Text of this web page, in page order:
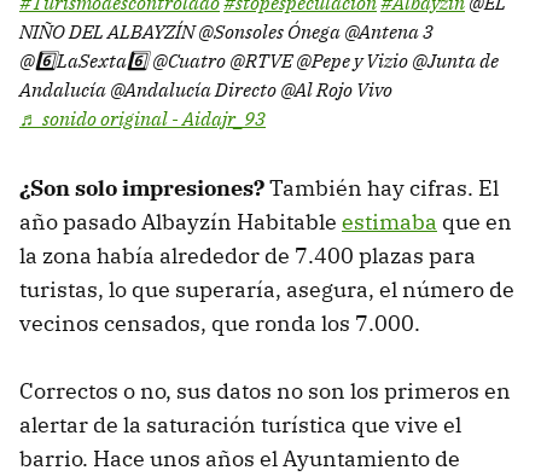
NIÑO DEL ALBAYZÍN @Sonsoles Ónega @Antena 3
@6️⃣LaSexta6️⃣ @Cuatro @RTVE @Pepe y Vizio @Junta de
Andalucía @Andalucía Directo @Al Rojo Vivo
♬ sonido original - Aidajr_93
¿Son solo impresiones?También hay cifras. El
año pasado Albayzín Habitable estimaba que en
la zona había alrededor de 7.400 plazas para
turistas, lo que superaría, asegura, el número de
vecinos censados, que ronda los 7.000.
Correctos o no, sus datos no son los primeros en
alertar de la saturación turística que vive el
barrio. Hace unos años el Ayuntamiento de